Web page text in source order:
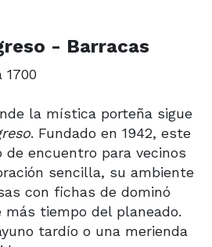
- Barracas
1700
la mística porteña sigue
. Fundado en 1942, este
encuentro para vecinos
sencilla, su ambiente
con fichas de dominó
más tiempo del planeado.
tardío o una merienda